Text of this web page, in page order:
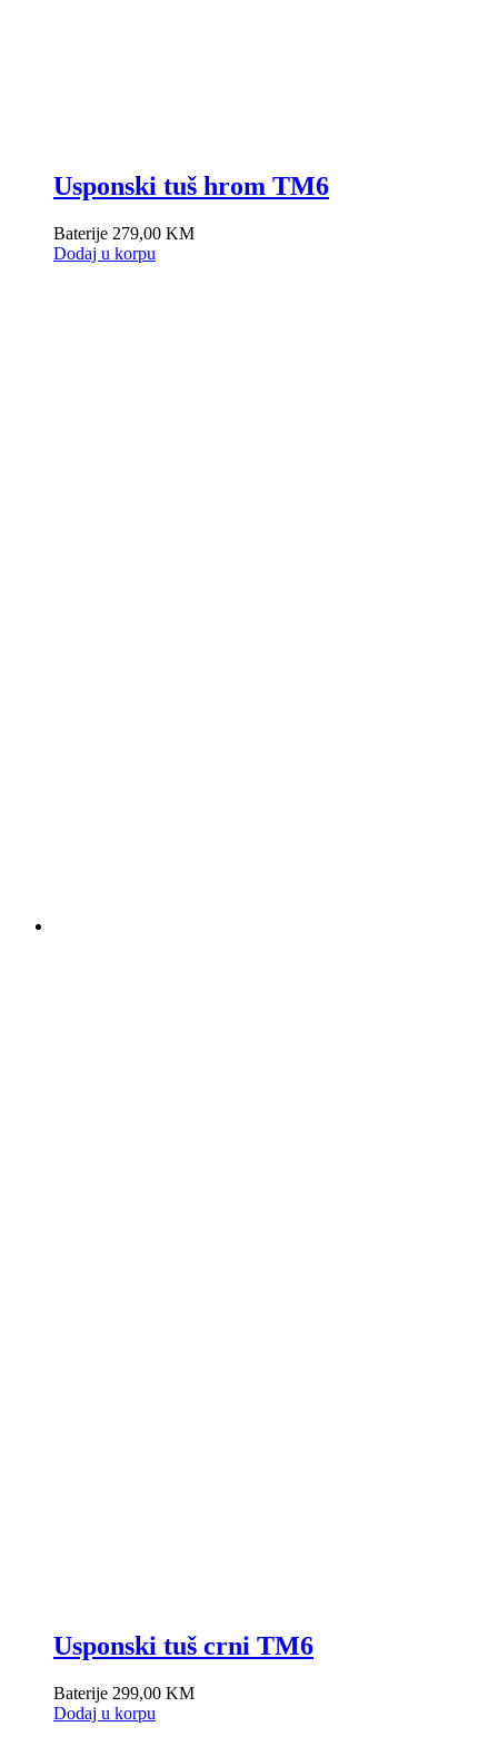
Usponski tuš hrom TM6
Baterije 279,00 KM
Dodaj u korpu
Usponski tuš crni TM6
Baterije 299,00 KM
Dodaj u korpu